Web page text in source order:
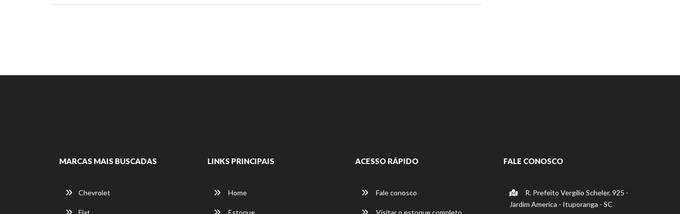
MARCAS MAIS BUSCADAS
Chevrolet
Fiat
LINKS PRINCIPAIS
Home
Estoque
ACESSO RÁPIDO
Fale conosco
Visitar o estoque completo
FALE CONOSCO
R. Prefeito Vergilio Scheler, 925 -
Jardim America - Ituporanga - SC